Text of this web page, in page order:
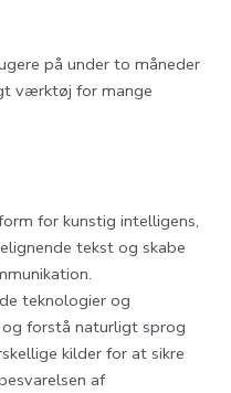
på under to måneder
værktøj for mange
for kunstig intelligens,
tekst og skabe
teknologier og
forstå naturligt sprog
kilder for at sikre
af